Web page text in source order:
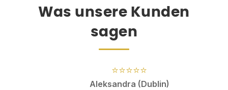
Was unsere Kunden
sagen
⭐⭐⭐⭐⭐
Aleksandra (Dublin)